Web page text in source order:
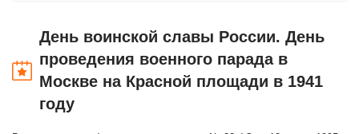
День воинской славы России. День
проведения военного парада в
Москве на Красной площади в 1941
году